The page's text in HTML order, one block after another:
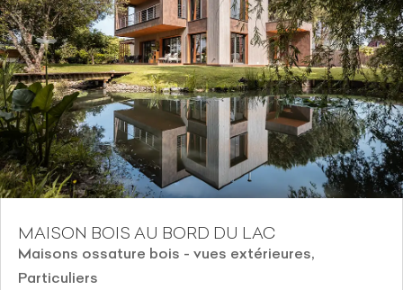
MAISON BOIS AU BORD DU LAC
Maisons ossature bois - vues extérieures,
Particuliers